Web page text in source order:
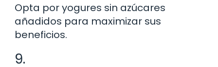
Opta por yogures sin azúcares
añadidos para maximizar sus
beneficios.
9.